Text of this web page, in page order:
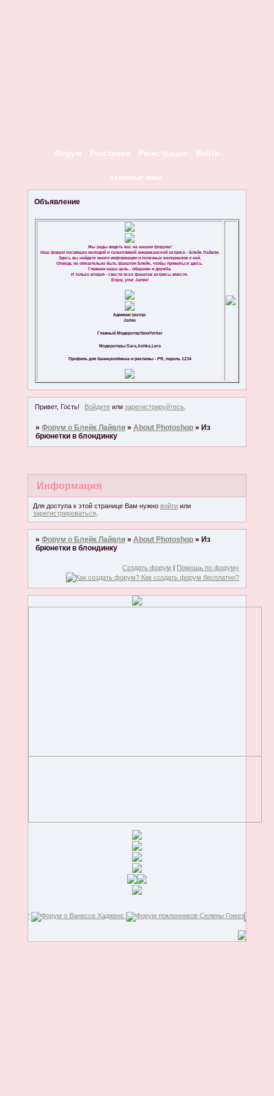
Форум Участники Регистрация Войти
Активные темы
Объявление
Мы рады видеть вас на нашем форуме!
Наш форум посвящен молодой и талантливой американской актрисе - Блейк Лайвли.
Здесь вы найдете много информации и полезных материалов о ней.
Отнюдь не обязательно быть фанатом Блейк, чтобы прижиться здесь.
Главная наша цель - общение и дружба.
И только вторая - свести всех фанатов актрисы вместе.
Enjoy, your Jamie!
Администратор:
Jamie
Главный Модератор:NewYorker
Модераторы:Sara,Ashka,Lera
Профиль для баннерообмена и рекламы - PR, пароль 1234
Привет, Гость! Войдите илизарегистрируйтесь
» Форум о Блейк Лайвли » About Photoshop » Из
брюнетки в блондинку
Информация
Для доступа к этой странице Вам нужно войтиили
зарегистрироваться.
» Форум о Блейк Лайвли » About Photoshop » Из
брюнетки в блондинку
Создать форум | Помощь по форуму